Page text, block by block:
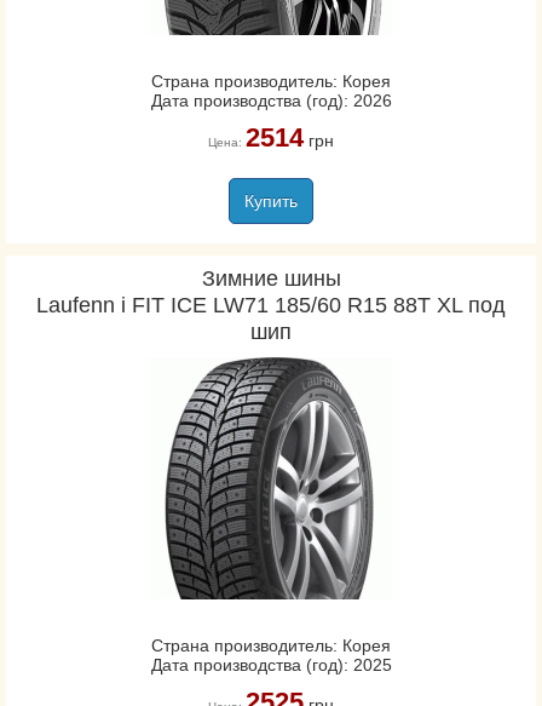
Страна производитель: Корея
Дата производства (год): 2026
Цена: 2514грн
Купить
Зимние шины
Laufenn i FIT ICE LW71 185/60 R15 88T XL под
шип
Страна производитель: Корея
Дата производства (год): 2025